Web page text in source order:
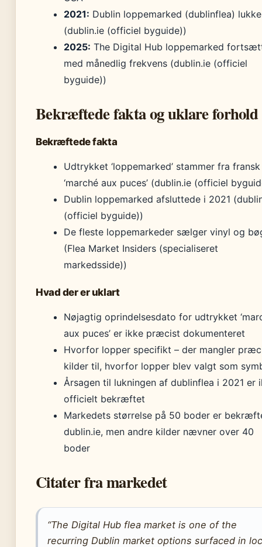
2021: Dublin loppemarked (dublinflea)
(dublin.ie (officiel byguide))
2025: The Digital Hub loppemarked
med månedlig frekvens (dublin.ie (officiel
byguide))
Bekræftede fakta og uklare forhold
Bekræftede fakta
Udtrykket ‘loppemarked’ stammer fra fransk
‘marché aux puces’ (dublin.ie (officiel
Dublin loppemarked afsluttede i 2021
(officiel byguide))
De fleste loppemarkeder sælger vinyl og
(Flea Market Insiders (specialiseret
markedsside))
Hvad der er uklart
Nøjagtig oprindelsesdato for udtrykket
aux puces’ er ikke præcist dokumenteret
Hvorfor lopper specifikt – der mangler
kilder til, hvorfor lopper blev valgt som
Årsagen til lukningen af dublinflea i 2021 er
officielt bekræftet
Markedets størrelse på 50 boder er
dublin.ie, men andre kilder nævner over 40
boder
Citater fra markedet
“The Digital Hub flea market is one of the
recurring Dublin market options surfaced in